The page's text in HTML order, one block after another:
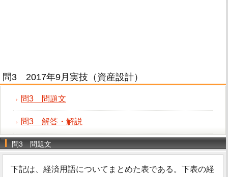
問3 2017年9月実技（資産設計）
問3 問題文
問3 解答・解説
問3 問題文
下記は、経済用語についてまとめた表である。下表の経